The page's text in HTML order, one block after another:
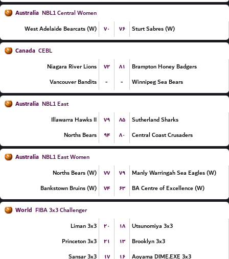
Australia NBL1 Central Women
West Adelaide Bearcats (W)
۷۰ ۷۶ Sturt Sabres (W)
Canada CEBL
Niagara River Lions
۷۲ ۸۱
Brampton Honey Badgers
Vancouver Bandits
- - Winnipeg Sea Bears
Australia NBL1 East
Illawarra Hawks II
۷۹ ۸۵
Sutherland Sharks
Norths Bears
۹۴ ۸۰ Central Coast Crusaders
Australia NBL1 East Women
Norths Bears (W)
۷۷ ۷۹
Manly Warringah Sea Eagles (W)
Bankstown Bruins (W)
۷۴ ۶۳ BA Centre of Excellence (W)
World FIBA 3x3 Challenger
Liman 3x3
۲۰ ۱۸
Utsunomiya 3x3
Princeton 3x3
۲۱ ۱۳
Brooklyn 3x3
Sansar 3x3
۱۷ ۱۶ Aoyama DIME.EXE 3x3